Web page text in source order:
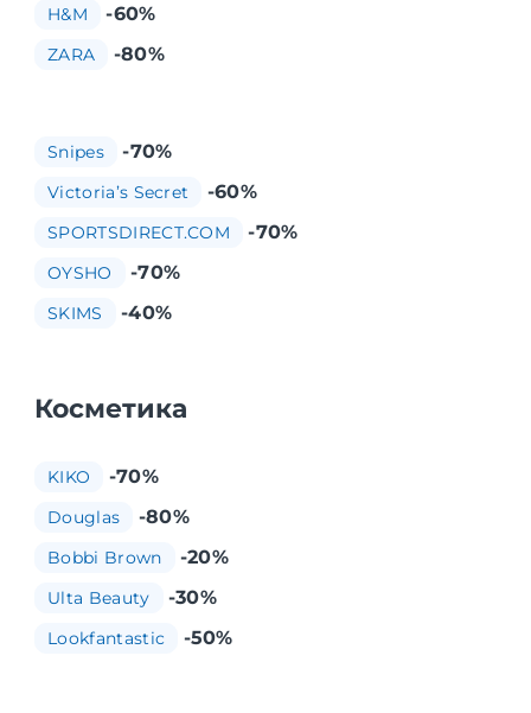
H&M -60%
ZARA -80%
Snipes -70%
Victoria’s Secret -60%
SPORTSDIRECT.COM -70%
OYSHO -70%
SKIMS -40%
Косметика
KIKO -70%
Douglas -80%
Bobbi Brown -20%
Ulta Beauty -30%
Lookfantastic -50%